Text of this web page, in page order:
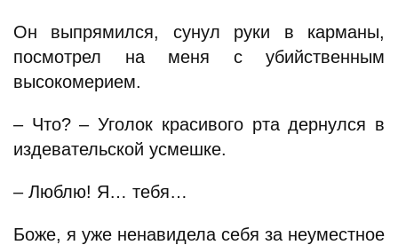
Он выпрямился, сунул руки в карманы,
посмотрел на меня с убийственным
высокомерием.
– Что? – Уголок красивого рта дернулся в
издевательской усмешке.
– Люблю! Я… тебя…
Боже, я уже ненавидела себя за неуместное